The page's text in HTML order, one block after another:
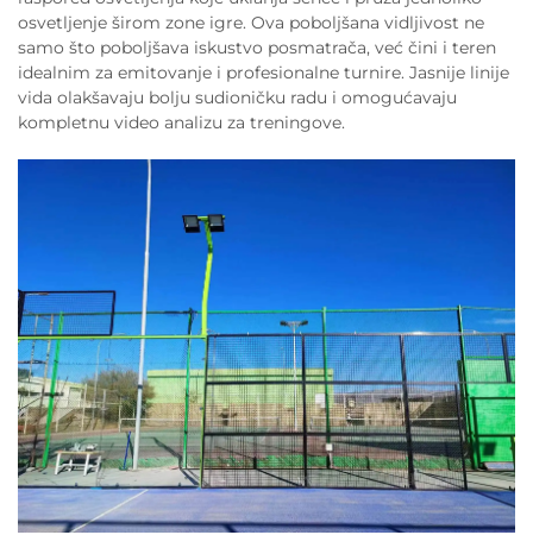
osvetljenje širom zone igre. Ova poboljšana vidljivost ne
samo što poboljšava iskustvo posmatrača, već čini i teren
idealnim za emitovanje i profesionalne turnire. Jasnije linije
vida olakšavaju bolju sudioničku radu i omogućavaju
kompletnu video analizu za treningove.